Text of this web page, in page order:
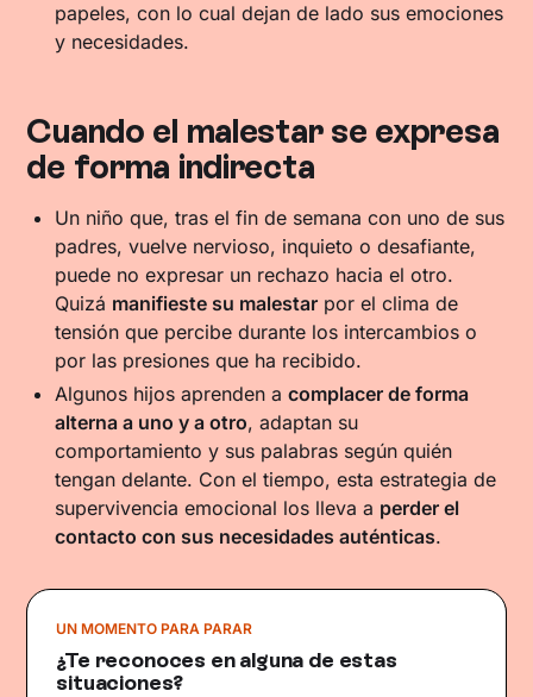
papeles, con lo cual dejan de lado sus emociones
y necesidades.
Cuando el malestar se expresa
de forma indirecta
Un niño que, tras el fin de semana con uno de sus
padres, vuelve nervioso, inquieto o desafiante,
puede no expresar un rechazo hacia el otro.
Quizá manifieste su malestar por el clima de
tensión que percibe durante los intercambios o
por las presiones que ha recibido.
Algunos hijos aprenden acomplacer de forma
alterna a uno y a otro, adaptan su
comportamiento y sus palabras según quién
tengan delante. Con el tiempo, esta estrategia de
supervivencia emocional los lleva a perder el
contacto con sus necesidades auténticas.
UN MOMENTO PARA PARAR
¿Te reconoces en alguna de estas
situaciones?